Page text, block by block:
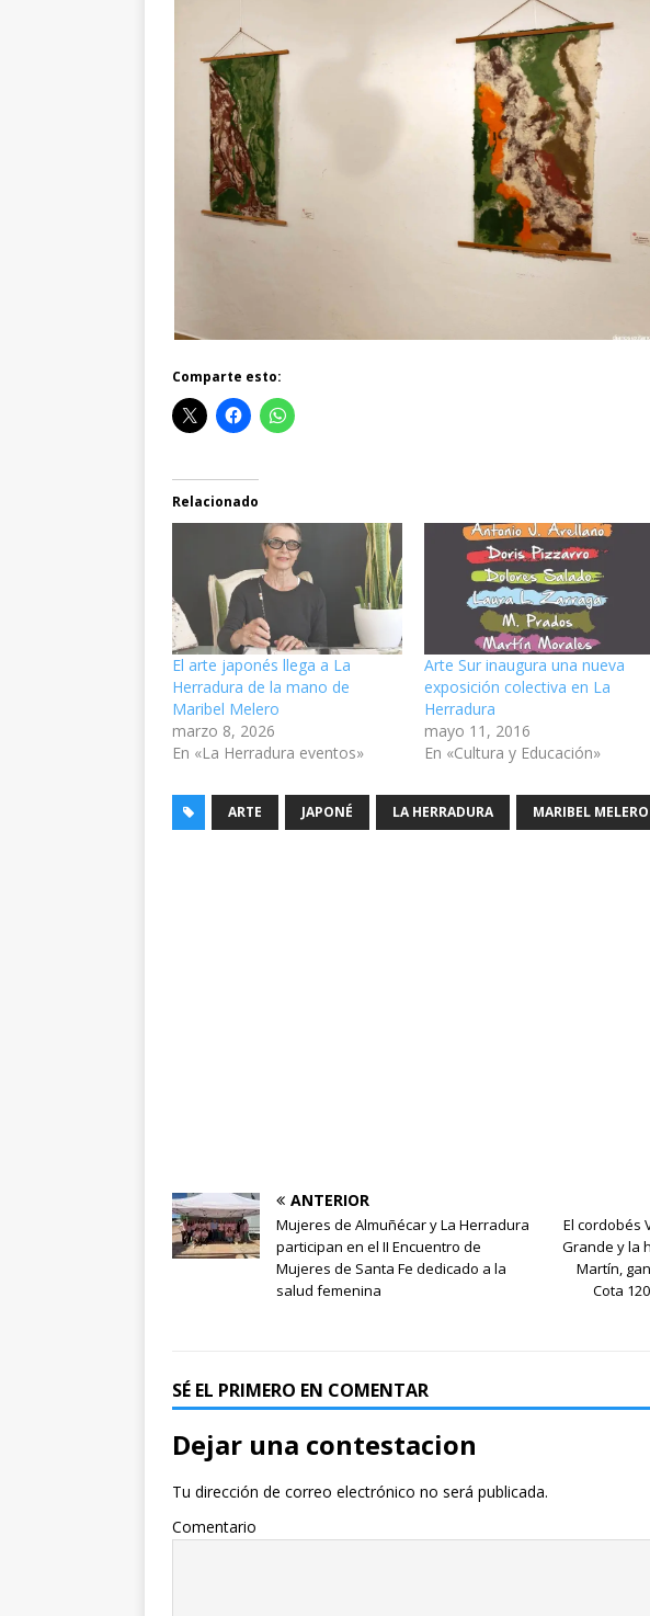
Comparte esto:
Relacionado
El arte japonés llega a La
Herradura de la mano de
Maribel Melero
marzo 8, 2026
En «La Herradura eventos»
Arte Sur inaugura una nueva
exposición colectiva en La
Herradura
mayo 11, 2016
En «Cultura y Educación»
ARTE JAPONÉ LA HERRADURA MARIBEL MELERO
ANTERIOR
Mujeres de Almuñécar y La Herradura
participan en el II Encuentro de
Mujeres de Santa Fe dedicado a la
salud femenina
El cordobés
Grande y la
Martín,
Cota
SÉ EL PRIMERO EN COMENTAR
Dejar una contestacion
Tu dirección de correo electrónico no será publicada.
Comentario